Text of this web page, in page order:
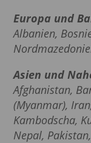
Europa und
Albanien,
Asien und
Afghanistan,
(Myanmar),
Kambodscha,
Nepal,